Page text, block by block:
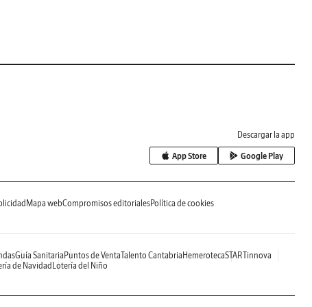
Descargar la app
App Store Google Play
Mapa webCompromisos editorialesPolítica de cookies
Guía Sanitaria Puntos de VentaTalento Cantabria HemerotecaSTARTinnova
de Navidad Lotería del Niño